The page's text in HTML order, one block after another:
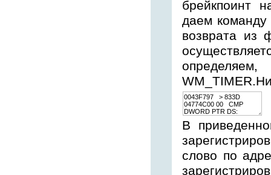
брейкпоинт
даем команду
возврата из
В
слово по